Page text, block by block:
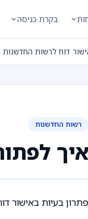
בקרת כניסה
דוח לרשות החדשנות
רשות החדשנות
איך
פתרון בעיות באישור